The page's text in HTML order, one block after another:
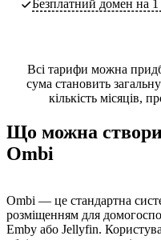
Безплатний домен на 1
Всі тарифи можна
сума становить
кількість місяців,
Що можна
Ombi
Ombi — це стандартна
розміщенням для
Emby або Jellyfin.